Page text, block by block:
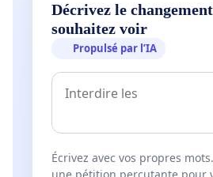
Décrivez le
souhaitez voir
Propulsé par l’IA
Écrivez avec vos propres